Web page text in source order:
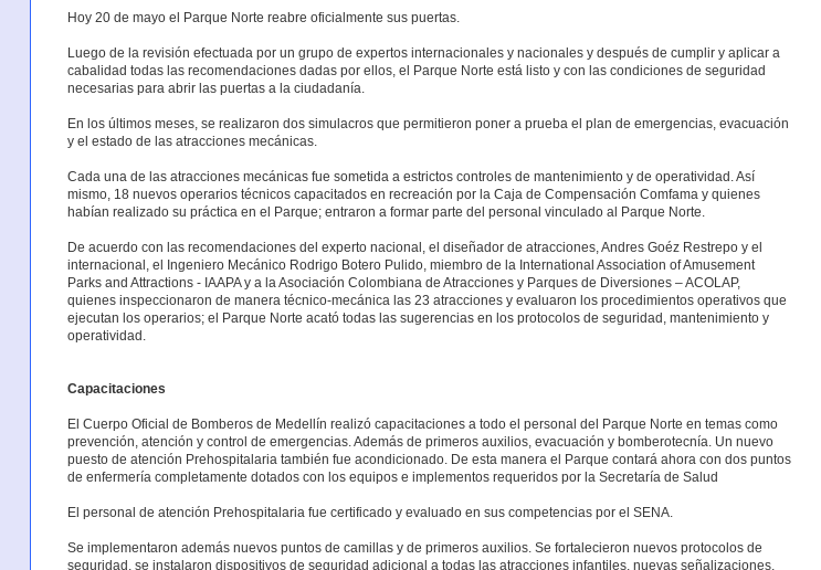
Hoy 20 de mayo el Parque Norte reabre oficialmente sus puertas.
Luego de la revisión efectuada por un grupo de expertos internacionales y nacionales y después de cumplir y aplicar a
cabalidad todas las recomendaciones dadas por ellos, el Parque Norte está listo y con las condiciones de seguridad
necesarias para abrir las puertas a la ciudadanía.
En los últimos meses, se realizaron dos simulacros que permitieron poner a prueba el plan de emergencias, evacuación
y el estado de las atracciones mecánicas.
Cada una de las atracciones mecánicas fue sometida a estrictos controles de mantenimiento y de operatividad. Así
mismo, 18 nuevos operarios técnicos capacitados en recreación por la Caja de Compensación Comfama y quienes
habían realizado su práctica en el Parque; entraron a formar parte del personal vinculado al Parque Norte.
De acuerdo con las recomendaciones del experto nacional, el diseñador de atracciones, Andres Goéz Restrepo y el
internacional, el Ingeniero Mecánico Rodrigo Botero Pulido, miembro de la International Association of Amusement
Parks and Attractions - IAAPA y a la Asociación Colombiana de Atracciones y Parques de Diversiones – ACOLAP,
quienes inspeccionaron de manera técnico-mecánica las 23 atracciones y evaluaron los procedimientos operativos que
ejecutan los operarios; el Parque Norte acató todas las sugerencias en los protocolos de seguridad, mantenimiento y
operatividad.
Capacitaciones
El Cuerpo Oficial de Bomberos de Medellín realizó capacitaciones a todo el personal del Parque Norte en temas como
prevención, atención y control de emergencias. Además de primeros auxilios, evacuación y bomberotecnía. Un nuevo
puesto de atención Prehospitalaria también fue acondicionado. De esta manera el Parque contará ahora con dos puntos
de enfermería completamente dotados con los equipos e implementos requeridos por la Secretaría de Salud
El personal de atención Prehospitalaria fue certificado y evaluado en sus competencias por el SENA.
Se implementaron además nuevos puntos de camillas y de primeros auxilios. Se fortalecieron nuevos protocolos de
seguridad, se instalaron dispositivos de seguridad adicional a todas las atracciones infantiles, nuevas señalizaciones,